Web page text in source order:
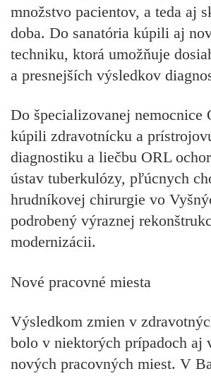
množstvo pacientov, a teda aj
doba. Do sanatória kúpili aj
techniku, ktorá umožňuje
a presnejších výsledkov
Do špecializovanej nemocnice
kúpili zdravotnícku a
diagnostiku a liečbu ORL
ústav tuberkulózy, pľúcnych
hrudníkovej chirurgie vo
podrobený výraznej
modernizácii.
Nové pracovné miesta
Výsledkom zmien v
bolo v niektorých prípadoch aj
nových pracovných miest. V